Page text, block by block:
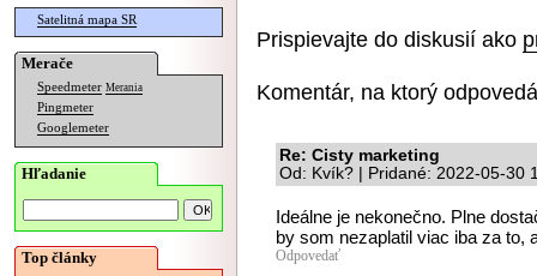
Satelitná mapa SR
Merače
Speedmeter Merania
Pingmeter
Googlemeter
Hľadanie
Top články
Prispievajte do diskusií ako
Komentár, na ktorý
Re: Cisty marketing
Od: Kvík? | Pridané: 2022-05-30
Ideálne je nekonečno. Plne
by som nezaplatil viac iba za to,
Odpovedať